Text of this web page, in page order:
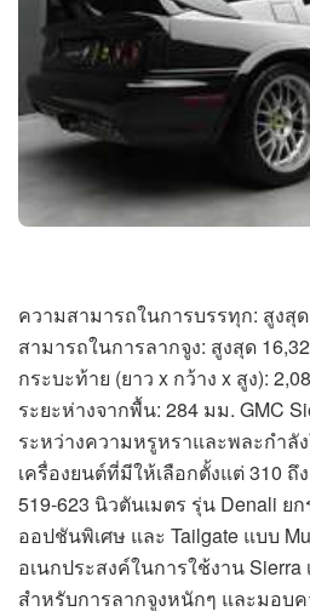
ความสามารถในการบรรทุก: สูงสุ
สามารถในการลากจูง: สูงสุด
กระบะท้าย (ยาว x กว้าง x สูง):
ระยะห่างจากพื้น: 284 มม. GMC
ระหว่างความหรูหราและพละกำลั
เครื่องยนต์ที่มีให้เลือกตั้งแต่ 310
519-623 นิวตันเมตร รุ่น Denali ย
ออปชันพิเศษ และ Tailgate แบบ
อเนกประสงค์ในการใช้งาน Sierra
สำหรับการลากจูงหนักๆ และมอบ